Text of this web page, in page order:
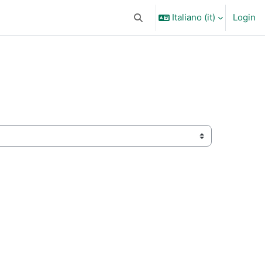
Attiva/disattiva input di ricerca
Italiano ‎(it)‎ Login